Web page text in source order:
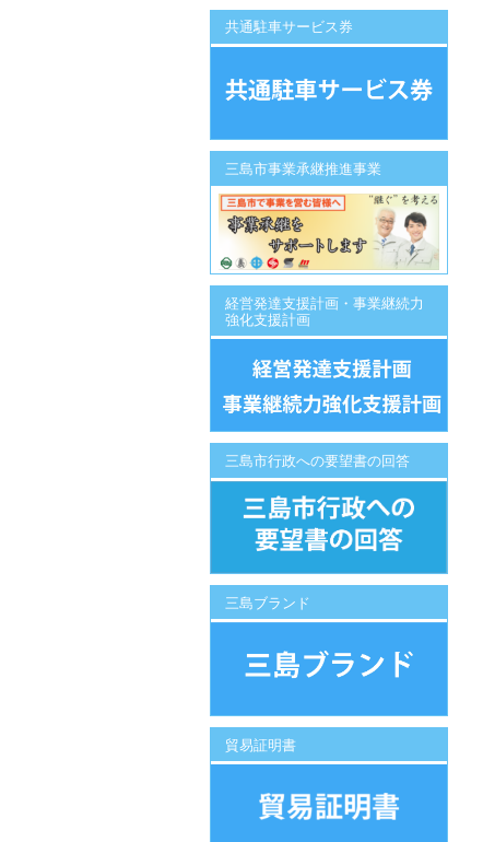
共通駐車サービス券
三島市事業承継推進事業
経営発達支援計画・事業継続力
強化支援計画
三島市行政への要望書の回答
三島ブランド
貿易証明書